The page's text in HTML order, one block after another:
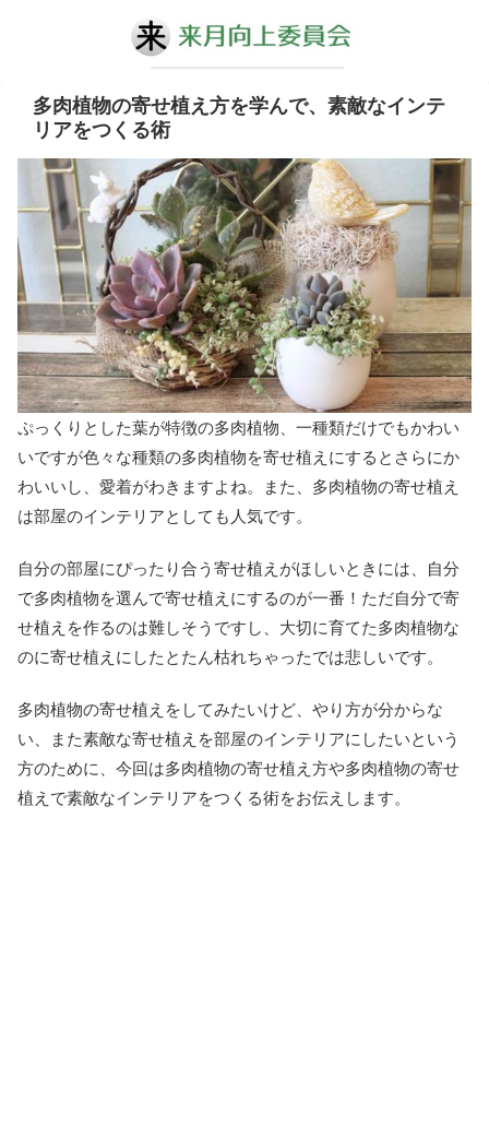
多肉植物の寄せ植え方を学んで、素敵なインテ
リアをつくる術
ぷっくりとした葉が特徴の多肉植物、一種類だけでもかわい
いですが色々な種類の多肉植物を寄せ植えにするとさらにか
わいいし、愛着がわきますよね。また、多肉植物の寄せ植え
は部屋のインテリアとしても人気です。
自分の部屋にぴったり合う寄せ植えがほしいときには、自分
で多肉植物を選んで寄せ植えにするのが一番！ただ自分で寄
せ植えを作るのは難しそうですし、大切に育てた多肉植物な
のに寄せ植えにしたとたん枯れちゃったでは悲しいです。
多肉植物の寄せ植えをしてみたいけど、やり方が分からな
い、また素敵な寄せ植えを部屋のインテリアにしたいという
方のために、今回は多肉植物の寄せ植え方や多肉植物の寄せ
植えで素敵なインテリアをつくる術をお伝えします。